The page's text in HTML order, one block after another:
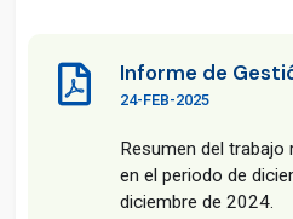
Informe de
24-FEB-2025
Resumen del trabajo
en el periodo de
diciembre de 2024.